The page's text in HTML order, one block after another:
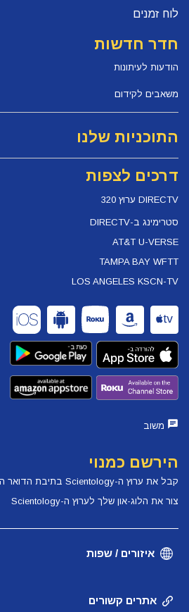
לוח זמנים
חדר חדשות
הודעות לעיתונות
משאבים לקידום
התוכניות שלנו
דרכים לצפות
DIRECTV ערוץ 320
סטרימינג ב-DIRECTV
AT&T U-VERSE
TAMPA BAY WFTT
LOS ANGELES KSCN-TV
משוב
הירשם כמנוי
קבל את ערוץ ה-Scientology בתיבת הדואר הנכנס שלך
צור את הלוג-און שלך לערוץ ה-Scientology
איזורים / שפות
אתרים קשורים